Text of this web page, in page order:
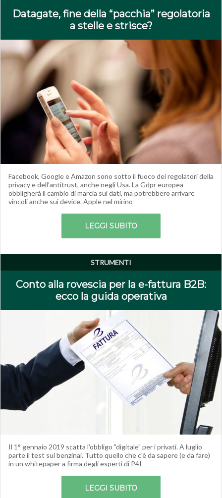
Datagate, fine della “pacchia” regolatoria
a stelle e strisce?
Facebook, Google e Amazon sono sotto il fuoco dei regolatori della
privacy e dell'antitrust, anche negli Usa. La Gdpr europea
obbligherà il cambio di marcia sui dati, ma potrebbero arrivare
vincoli anche sui device. Apple nel mirino
LEGGI SUBITO
STRUMENTI
Conto alla rovescia per la e-fattura B2B:
ecco la guida operativa
Il 1° gennaio 2019 scatta l'obbligo "digitale" per i privati. A luglio
parte il test sui benzinai. Tutto quello che c'è da sapere (e da fare)
in un whitepaper a firma degli esperti di P4I
LEGGI SUBITO